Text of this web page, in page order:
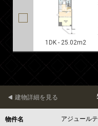
1DK - 25.02m2
建物詳細を見る
物件名 アジュール